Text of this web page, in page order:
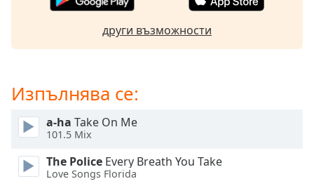
Audio
Picture-
in-
Fullscreen
This
други възможности
Изпълнява се:
a-ha Take On Me
101.5 Mix
The Police Every Breath You Take
Love Songs Florida